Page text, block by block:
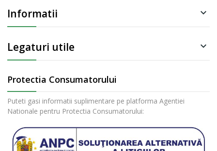
Informatii 
Legaturi utile 
Protectia Consumatorului
Puteti gasi informatii suplimentare pe platforma Agentiei
Nationale pentru Protectia Consumatorului: